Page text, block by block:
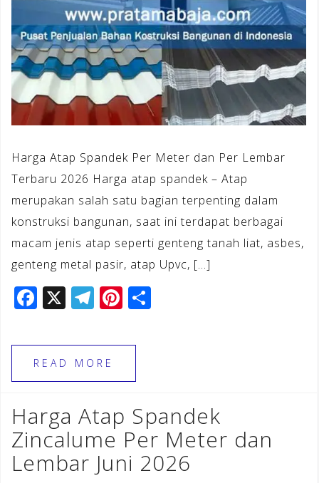
Harga Atap Spandek Per Meter dan Per Lembar
Terbaru 2026 Harga atap spandek – Atap
merupakan salah satu bagian terpenting dalam
konstruksi bangunan, saat ini terdapat berbagai
macam jenis atap seperti genteng tanah liat, asbes,
genteng metal pasir, atap Upvc, […]
F
c
e
b
o
o
k
X T
e
gr
a
m
Pi
te
e
st
READ MORE
Harga Atap Spandek
Zincalume Per Meter dan
Lembar Juni 2026